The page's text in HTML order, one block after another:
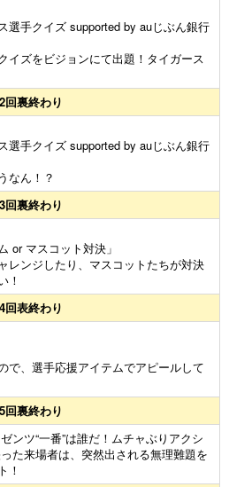
選手クイズ supported by auじぶん銀行
イズをビジョンにて出題！タイガース
2回裏終わり
選手クイズ supported by auじぶん銀行
なん！？
3回裏終わり
or マスコット対決」
レンジしたり、マスコットたちが対決
！
4回表終わり
で、選手応援アイテムでアピールして
5回裏終わり
ンツ“一番”は誰だ！ムチャぶりアクシ
た来場者は、突然出される無理難題を
！